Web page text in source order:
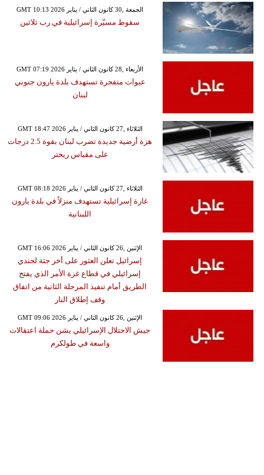
GMT 10:13 2026 الجمعة ,30 كانون الثاني / يناير
سقوط مسيّرة إسرائيلية في رب ثلاثين
GMT 07:19 2026 الأربعاء ,28 كانون الثاني / يناير
عبوات متفجرة تستهدف بلدة يارون جنوبي
لبنان
GMT 18:47 2026 الثلاثاء ,27 كانون الثاني / يناير
هزة أرضية جديدة تضرب لبنان بقوة 2.5 درجات
على مقياس ريختر
GMT 08:18 2026 الثلاثاء ,27 كانون الثاني / يناير
غارة إسرائيلية تستهدف منزلاً في بلدة يارون
اللبنانية
GMT 16:06 2026 الإثنين ,26 كانون الثاني / يناير
إسرائيل تعلن العثور على أخر جثة لجندي
إسرائيلي في قطاع غزة الأمر الذي يفتح
الطريق أمام تنفيذ المرحلة الثانية من اتفاق
وقف إطلاق النار
GMT 09:06 2026 الإثنين ,26 كانون الثاني / يناير
جيش الاحتلال الإسرائيلي يشن حملة اعتقالات
واسعة في طولكرم